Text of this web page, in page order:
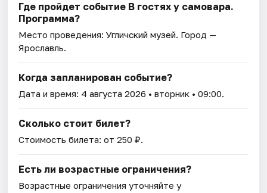
Где пройдет событие В гостях у самовара.
Программа?
Место проведения:Угличский музей. Город —
Ярославль.
Когда запланирован событие?
Дата и время: 4 августа 2026 • вторник • 09:00.
Сколько стоит билет?
Стоимость билета: от 250 ₽.
Есть ли возрастные ограничения?
Возрастные ограничения уточняйте у